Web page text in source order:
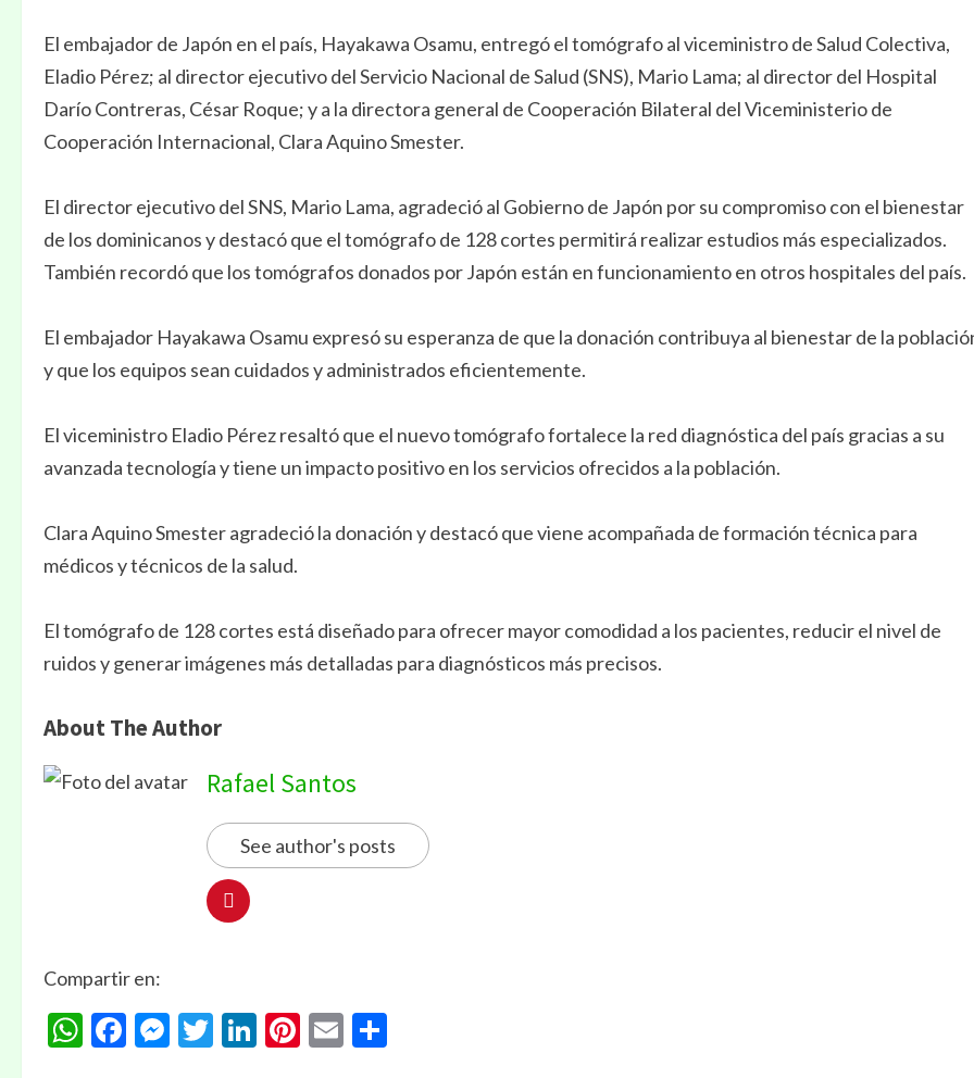
El embajador de Japón en el país, Hayakawa Osamu, entregó el tomógrafo al viceministro de Salud Colectiva,
Eladio Pérez; al director ejecutivo del Servicio Nacional de Salud (SNS), Mario Lama; al director del Hospital
Darío Contreras, César Roque; y a la directora general de Cooperación Bilateral del Viceministerio de
Cooperación Internacional, Clara Aquino Smester.
El director ejecutivo del SNS, Mario Lama, agradeció al Gobierno de Japón por su compromiso con el bienestar
de los dominicanos y destacó que el tomógrafo de 128 cortes permitirá realizar estudios más especializados.
También recordó que los tomógrafos donados por Japón están en funcionamiento en otros hospitales del país.
El embajador Hayakawa Osamu expresó su esperanza de que la donación contribuya al bienestar de la
y que los equipos sean cuidados y administrados eficientemente.
El viceministro Eladio Pérez resaltó que el nuevo tomógrafo fortalece la red diagnóstica del país gracias a su
avanzada tecnología y tiene un impacto positivo en los servicios ofrecidos a la población.
Clara Aquino Smester agradeció la donación y destacó que viene acompañada de formación técnica para
médicos y técnicos de la salud.
El tomógrafo de 128 cortes está diseñado para ofrecer mayor comodidad a los pacientes, reducir el nivel de
ruidos y generar imágenes más detalladas para diagnósticos más precisos.
About The Author
Rafael Santos
See author's posts
Compartir en:
WhatsApp
Facebook
Messenger
Twitter
LinkedIn
Pinterest
Email